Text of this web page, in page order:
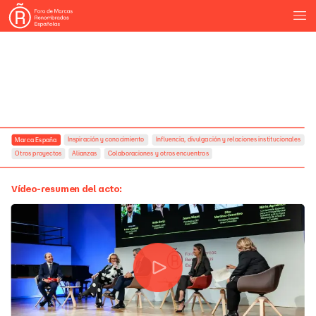
Vídeo-resumen del acto:
Marca España
Otros proyectos Alianzas Colaboraciones y otros encuentros
Inspiración y conocimiento Influencia, divulgación y relaciones institucionales